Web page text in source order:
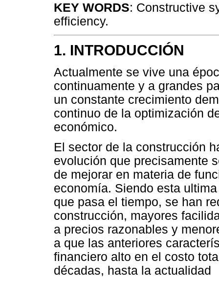
KEY WORDS: Constructive
efficiency.
1. INTRODUCCIÓN
Actualmente se vive una
continuamente y a grandes
un constante crecimiento
continuo de la optimización
económico.
El sector de la construcción
evolución que precisamente
de mejorar en materia de
economía. Siendo esta
que pasa el tiempo, se han
construcción, mayores
a precios razonables y
a que las anteriores
financiero alto en el costo
décadas, hasta la actualidad